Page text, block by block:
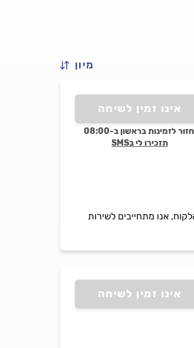
מיון
אינו זמין לשיחה
לזמינות בראשון ב-08:00
תזכירו לי בSMS
אנו מתחייבים לשירות
אינו זמין לשיחה